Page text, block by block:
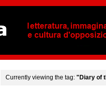
Currently viewing the tag: "Diary of